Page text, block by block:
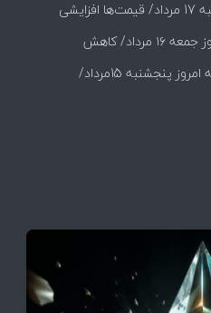
قیمت طلا و سکه امروز جمعه ۱۶ مرداد/ کاهش
قیمت طلا، دلار و سکه امروز پنجشنبه 15مرداد/